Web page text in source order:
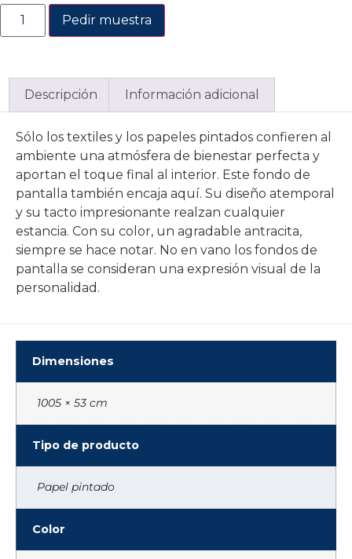
Pedir muestra
Descripción Información adicional
Sólo los textiles y los papeles pintados confieren al
ambiente una atmósfera de bienestar perfecta y
aportan el toque final al interior. Este fondo de
pantalla también encaja aquí. Su diseño atemporal
y su tacto impresionante realzan cualquier
estancia. Con su color, un agradable antracita,
siempre se hace notar. No en vano los fondos de
pantalla se consideran una expresión visual de la
personalidad.
Dimensiones
1005 × 53 cm
Tipo de producto
Papel pintado
Color